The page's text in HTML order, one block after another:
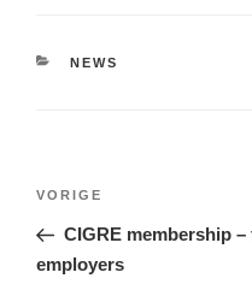
CATEGORIEËN
NEWS
Vorig
bericht
VORIGE
CIGRE membership
employers